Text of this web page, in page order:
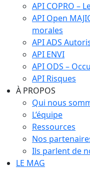
API COPRO –
API Open
morales
API ADS
API ENVI
API ODS –
API Risques
À PROPOS
Qui nous
L’équipe
Ressources
Nos
Ils parlent de
LE MAG